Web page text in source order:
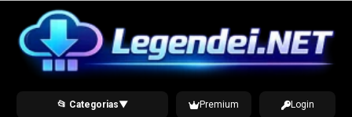
content
📂 Categorias▼ Premium Login